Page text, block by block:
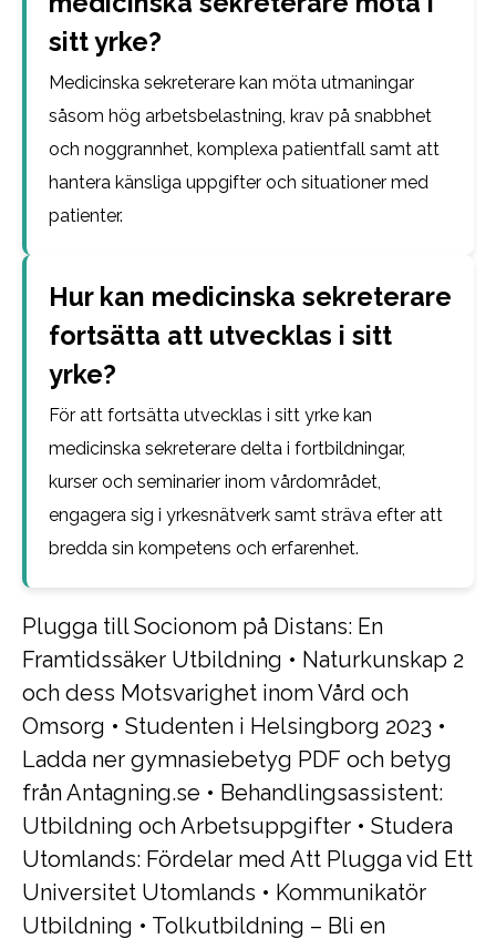
sitt yrke?
Medicinska sekreterare kan möta utmaningar
såsom hög arbetsbelastning, krav på snabbhet
och noggrannhet, komplexa patientfall samt att
hantera känsliga uppgifter och situationer med
patienter.
Hur kan medicinska sekreterare
fortsätta att utvecklas i sitt
yrke?
För att fortsätta utvecklas i sitt yrke kan
medicinska sekreterare delta i fortbildningar,
kurser och seminarier inom vårdområdet,
engagera sig i yrkesnätverk samt sträva efter att
bredda sin kompetens och erfarenhet.
Plugga till Socionom på Distans: En
Framtidssäker Utbildning • Naturkunskap 2
och dess Motsvarighet inom Vård och
Omsorg • Studenten i Helsingborg 2023 •
Ladda ner gymnasiebetyg PDF och betyg
från Antagning.se • Behandlingsassistent:
Utbildning och Arbetsuppgifter • Studera
Utomlands: Fördelar med Att Plugga vid Ett
Universitet Utomlands • Kommunikatör
Utbildning • Tolkutbildning – Bli en